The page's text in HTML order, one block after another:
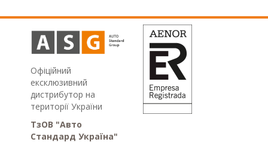
Офіційний
ексклюзивний
дистрибутор на
території України
ТзОВ "Авто
Стандард Україна"